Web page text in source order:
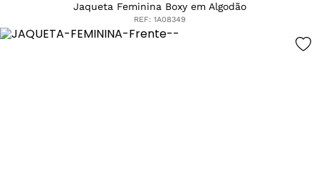
Jaqueta Feminina Boxy em Algodão
REF: 1A08349